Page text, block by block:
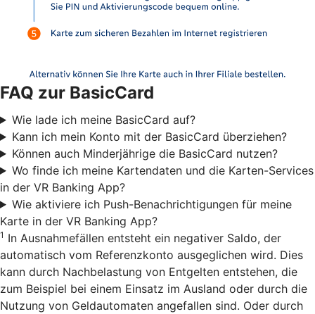
FAQ zur BasicCard
Wie lade ich meine BasicCard auf?
Kann ich mein Konto mit der BasicCard überziehen?
Können auch Minderjährige die BasicCard nutzen?
Wo finde ich meine Kartendaten und die Karten-Services
in der VR Banking App?
Wie aktiviere ich Push-Benachrichtigungen für meine
Karte in der VR Banking App?
1 In Ausnahmefällen entsteht ein negativer Saldo, der
automatisch vom Referenzkonto ausgeglichen wird. Dies
kann durch Nachbelastung von Entgelten entstehen, die
zum Beispiel bei einem Einsatz im Ausland oder durch die
Nutzung von Geldautomaten angefallen sind. Oder durch